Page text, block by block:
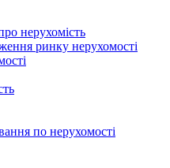
нерухомість
ринку нерухомості
по нерухомості